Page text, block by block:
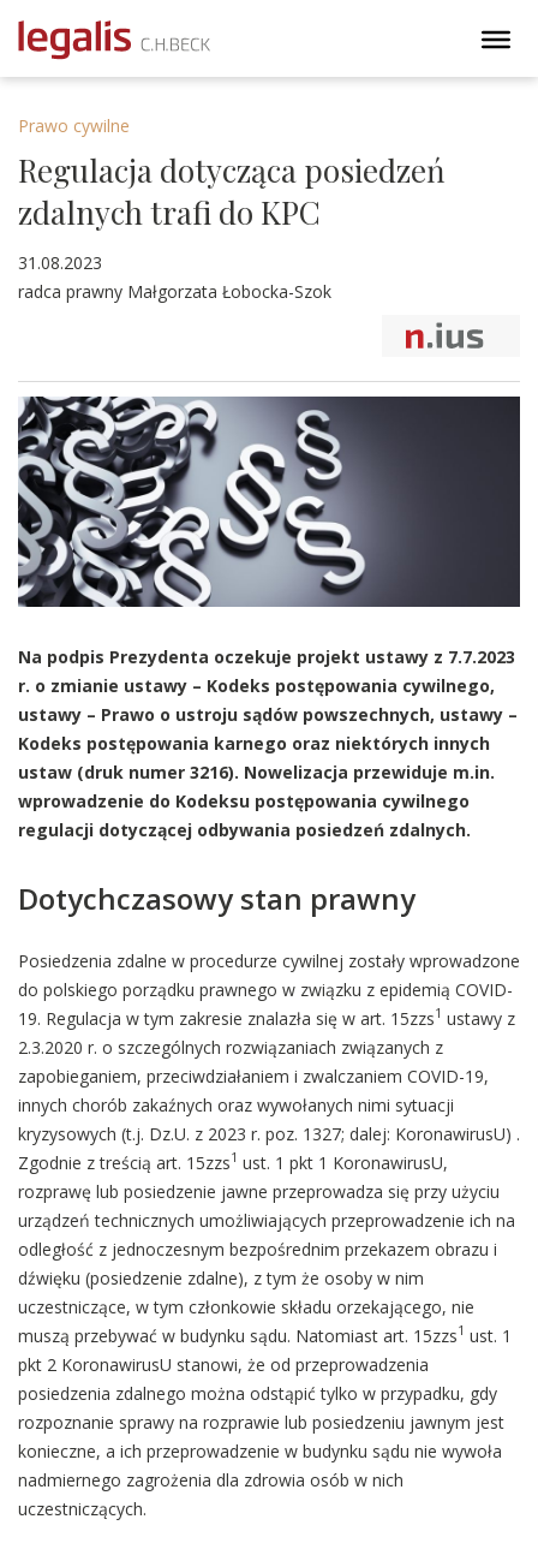
Prawo cywilne
Regulacja dotycząca posiedzeń
zdalnych trafi do KPC
31.08.2023
radca prawny Małgorzata Łobocka-Szok
Na podpis Prezydenta oczekuje projekt ustawy z 7.7.2023
r. o zmianie ustawy – Kodeks postępowania cywilnego,
ustawy – Prawo o ustroju sądów powszechnych, ustawy –
Kodeks postępowania karnego oraz niektórych innych
ustaw (druk numer 3216). Nowelizacja przewiduje m.in.
wprowadzenie do Kodeksu postępowania cywilnego
regulacji dotyczącej odbywania posiedzeń zdalnych.
Dotychczasowy stan prawny
Posiedzenia zdalne w procedurze cywilnej zostały wprowadzone
do polskiego porządku prawnego w związku z epidemią COVID-
19. Regulacja w tym zakresie znalazła się w art. 15zzs1 ustawy z
2.3.2020 r. o szczególnych rozwiązaniach związanych z
zapobieganiem, przeciwdziałaniem i zwalczaniem COVID-19,
innych chorób zakaźnych oraz wywołanych nimi sytuacji
kryzysowych (t.j. Dz.U. z 2023 r. poz. 1327; dalej: KoronawirusU) .
Zgodnie z treścią art. 15zzs1 ust. 1 pkt 1 KoronawirusU,
rozprawę lub posiedzenie jawne przeprowadza się przy użyciu
urządzeń technicznych umożliwiających przeprowadzenie ich na
odległość z jednoczesnym bezpośrednim przekazem obrazu i
dźwięku (posiedzenie zdalne), z tym że osoby w nim
uczestniczące, w tym członkowie składu orzekającego, nie
muszą przebywać w budynku sądu. Natomiast art. 15zzs1 ust. 1
pkt 2 KoronawirusU stanowi, że od przeprowadzenia
posiedzenia zdalnego można odstąpić tylko w przypadku, gdy
rozpoznanie sprawy na rozprawie lub posiedzeniu jawnym jest
konieczne, a ich przeprowadzenie w budynku sądu nie wywoła
nadmiernego zagrożenia dla zdrowia osób w nich
uczestniczących.